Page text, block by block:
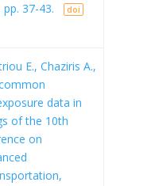
37-43.
doi
E., Chaziris A.,
data in
of the 10th
on